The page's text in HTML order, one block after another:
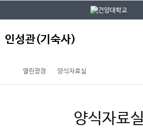
인성관(기숙사)
열린광장 양식자료실
양식자료실